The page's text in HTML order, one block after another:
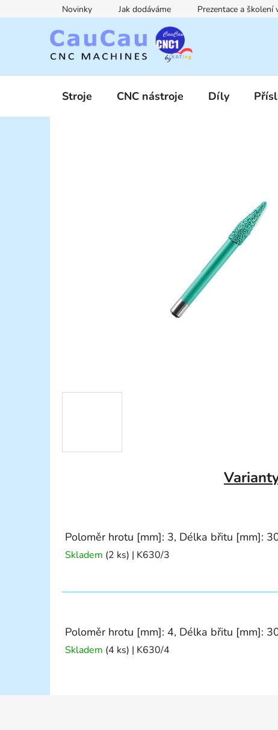
na
Novinky Jak dodáváme Prezentace a
Stroje CNC nástroje Díly
Poloměr hrotu [mm]: 3, Délka břitu [mm]:
Skladem (2 ks) | K630/3
Poloměr hrotu [mm]: 4, Délka břitu [mm]:
Skladem (4 ks) | K630/4